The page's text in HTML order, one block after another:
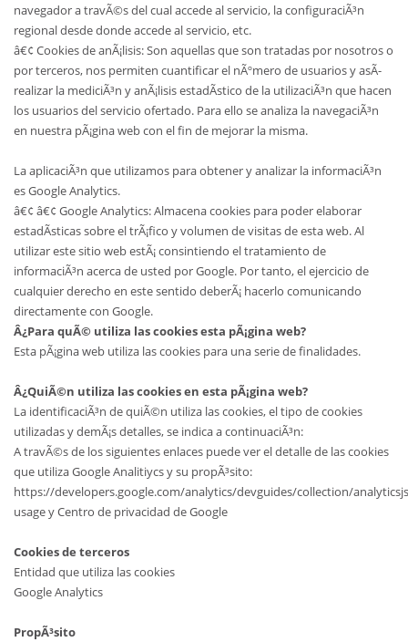
navegador a travÃ©s del cual accede al servicio, la configuraciÃ³n
regional desde donde accede al servicio, etc.
â€¢ Cookies de anÃ¡lisis: Son aquellas que son tratadas por nosotros o
por terceros, nos permiten cuantificar el nÃºmero de usuarios y asÃ­
realizar la mediciÃ³n y anÃ¡lisis estadÃ­stico de la utilizaciÃ³n que hacen
los usuarios del servicio ofertado. Para ello se analiza la navegaciÃ³n
en nuestra pÃ¡gina web con el fin de mejorar la misma.
La aplicaciÃ³n que utilizamos para obtener y analizar la informaciÃ³n
es Google Analytics.
â€¢ â€¢ Google Analytics: Almacena cookies para poder elaborar
estadÃ­sticas sobre el trÃ¡fico y volumen de visitas de esta web. Al
utilizar este sitio web estÃ¡ consintiendo el tratamiento de
informaciÃ³n acerca de usted por Google. Por tanto, el ejercicio de
cualquier derecho en este sentido deberÃ¡ hacerlo comunicando
directamente con Google.
Â¿Para quÃ© utiliza las cookies esta pÃ¡gina web?
Esta pÃ¡gina web utiliza las cookies para una serie de finalidades.
Â¿QuiÃ©n utiliza las cookies en esta pÃ¡gina web?
La identificaciÃ³n de quiÃ©n utiliza las cookies, el tipo de cookies
utilizadas y demÃ¡s detalles, se indica a continuaciÃ³n:
A travÃ©s de los siguientes enlaces puede ver el detalle de las cookies
que utiliza Google Analitiycs y su propÃ³sito:
https://developers.google.com/analytics/devguides/collection/
usage y Centro de privacidad de Google
Cookies de terceros
Entidad que utiliza las cookies
Google Analytics
PropÃ³sito